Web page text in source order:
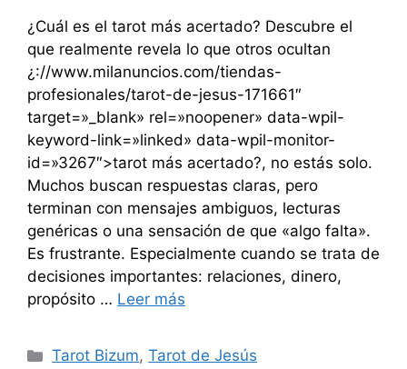
¿Cuál es el tarot más acertado? Descubre el
que realmente revela lo que otros ocultan
¿://www.milanuncios.com/tiendas-
profesionales/tarot-de-jesus-171661″
target=»_blank» rel=»noopener» data-wpil-
keyword-link=»linked» data-wpil-monitor-
id=»3267″>tarot más acertado?, no estás solo.
Muchos buscan respuestas claras, pero
terminan con mensajes ambiguos, lecturas
genéricas o una sensación de que «algo falta».
Es frustrante. Especialmente cuando se trata de
decisiones importantes: relaciones, dinero,
propósito … Leer más
Categorías
Tarot Bizum,Tarot de Jesús